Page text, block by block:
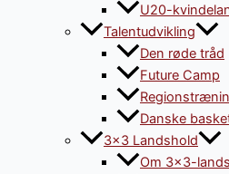
U20-
Talentudvikling
Den røde tråd
Future Camp
Danske
3×3 Landshold
Om 3×3-